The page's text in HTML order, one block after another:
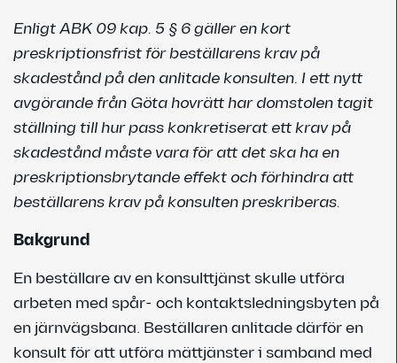
Enligt ABK 09 kap. 5 § 6 gäller en kort
preskriptionsfrist för beställarens krav på
skadestånd på den anlitade konsulten. I ett nytt
avgörande från Göta hovrätt har domstolen tagit
ställning till hur pass konkretiserat ett krav på
skadestånd måste vara för att det ska ha en
preskriptionsbrytande effekt och förhindra att
beställarens krav på konsulten preskriberas.
Bakgrund
En beställare av en konsulttjänst skulle utföra
arbeten med spår- och kontaktsledningsbyten på
en järnvägsbana. Beställaren anlitade därför en
konsult för att utföra mättjänster i samband med